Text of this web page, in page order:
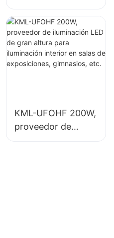
iluminación LED de
gran altura para
iluminación interior
en plantas
industriales,
KML-UFOHF 200W,
proveedor de
iluminación LED de